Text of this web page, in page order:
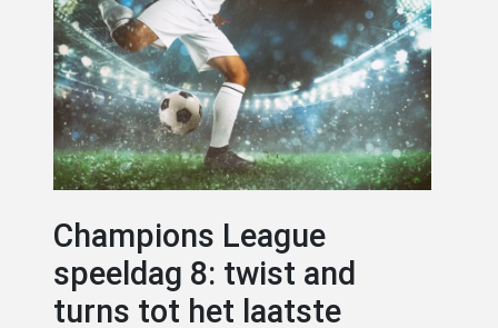
Champions League
speeldag 8: twist and
turns tot het laatste